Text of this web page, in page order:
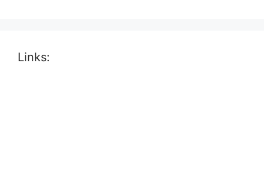
Links: